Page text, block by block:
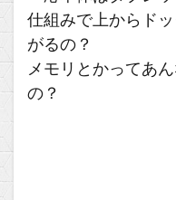
仕組みで上からド
がるの？
メモリとかってあ
の？